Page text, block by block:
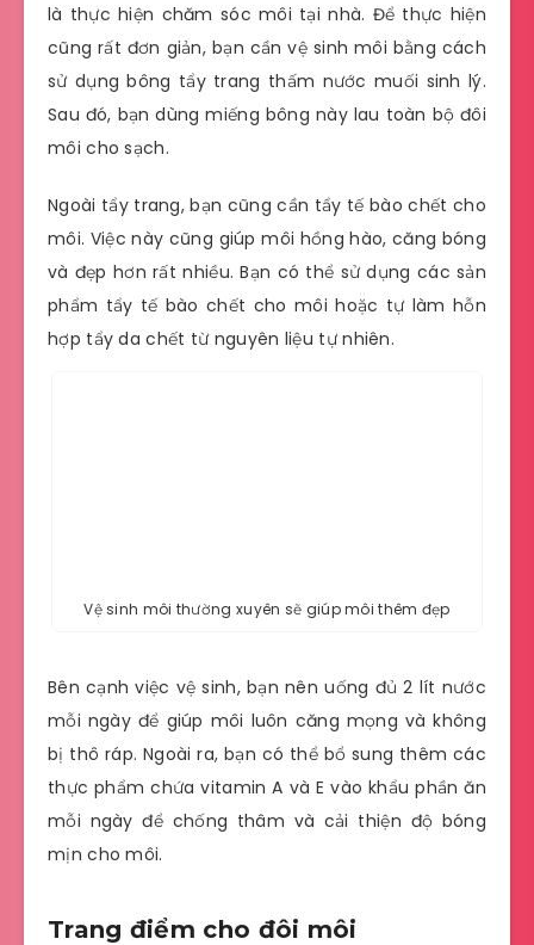
là thực hiện chăm sóc môi tại nhà. Để thực hiện
cũng rất đơn giản, bạn cần vệ sinh môi bằng cách
sử dụng bông tẩy trang thấm nước muối sinh lý.
Sau đó, bạn dùng miếng bông này lau toàn bộ đôi
môi cho sạch.
Ngoài tẩy trang, bạn cũng cần tẩy tế bào chết cho
môi. Việc này cũng giúp môi hồng hào, căng bóng
và đẹp hơn rất nhiều. Bạn có thể sử dụng các sản
phẩm tẩy tế bào chết cho môi hoặc tự làm hỗn
hợp tẩy da chết từ nguyên liệu tự nhiên.
Vệ sinh môi thường xuyên sẽ giúp môi thêm đẹp
Bên cạnh việc vệ sinh, bạn nên uống đủ 2 lít nước
mỗi ngày để giúp môi luôn căng mọng và không
bị thô ráp. Ngoài ra, bạn có thể bổ sung thêm các
thực phẩm chứa vitamin A và E vào khẩu phần ăn
mỗi ngày để chống thâm và cải thiện độ bóng
mịn cho môi.
Trang điểm cho đôi môi